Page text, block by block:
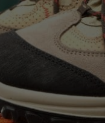
culturel
2027